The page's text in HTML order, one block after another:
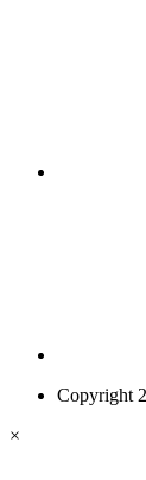
Copyright
×